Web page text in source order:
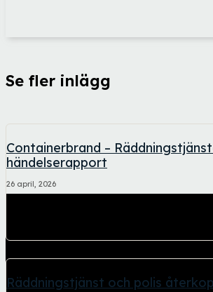
Se fler inlägg
Containerbrand –
händelserapport
26 april, 2026
Kraftig rökutveckling och dålig sikt.
Räddningstjänst och polis